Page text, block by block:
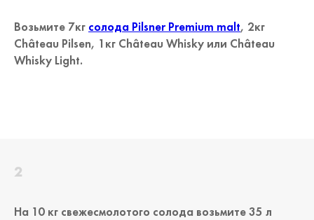
Возьмите 7кг солода Pilsner Premium malt, 2кг
Château Pilsen, 1кг Château Whisky или Château
Whisky Light.
На 10 кг свежесмолотого солода возьмите 35 л